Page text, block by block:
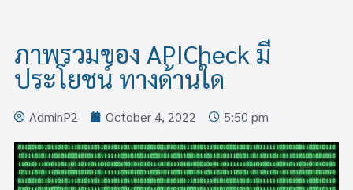
ภาพรวมของ APICheck มี
ประโยชน์ ทางด้านใด
AdminP2 October 4, 2022 5:50 pm